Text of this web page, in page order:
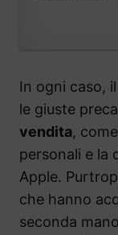
In ogni caso,
le giuste
vendita,
personali e la
Apple.
che hanno
seconda